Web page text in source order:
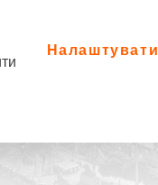
Налаштувати